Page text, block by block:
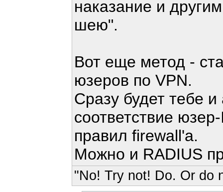
наказание и
шею".
Вот еще метод -
юзеров по VPN.
Сразу будет тебе и
соответствие
правил firewall'а.
Можно и RADIUS
"No! Try not! Do. Or do